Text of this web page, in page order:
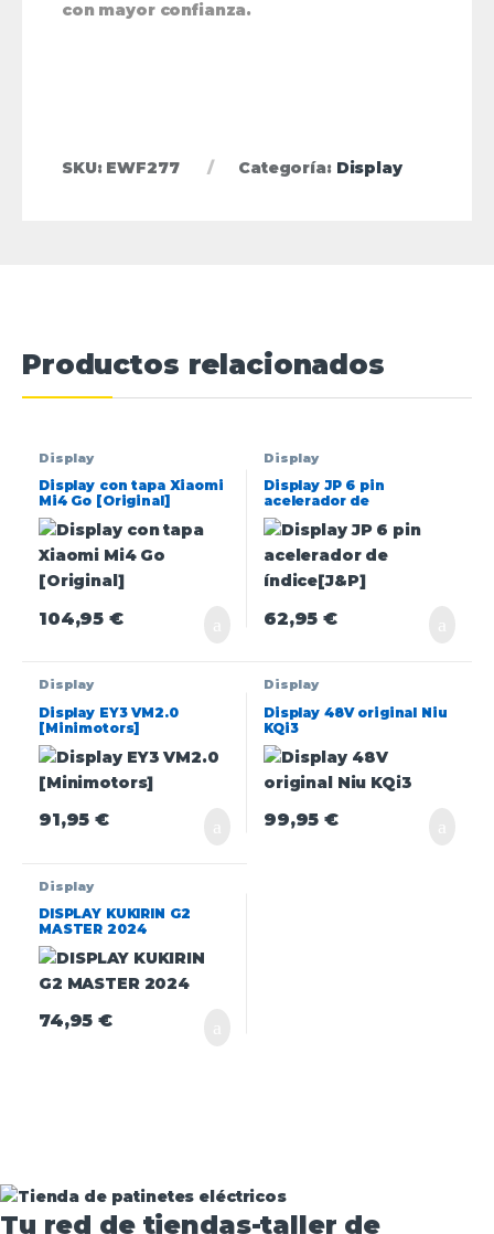
con mayor confianza.
SKU: EWF277 Categoría: Display
Productos relacionados
Display
Display con tapa Xiaomi
Mi4 Go [Original]
104,95€
Display
Display JP 6 pin
acelerador de
índice[J&P]
62,95€
Display
Display EY3 VM2.0
[Minimotors]
91,95€
Display
Display 48V original Niu
KQi3
99,95€
Display
DISPLAY KUKIRIN G2
MASTER 2024
74,95€
Tu red de tiendas-taller de